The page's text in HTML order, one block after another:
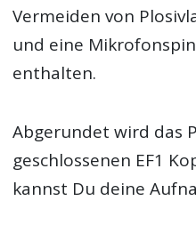
Vermeiden von
und eine
enthalten.
Abgerundet wird das
geschlossenen EF1
kannst Du deine